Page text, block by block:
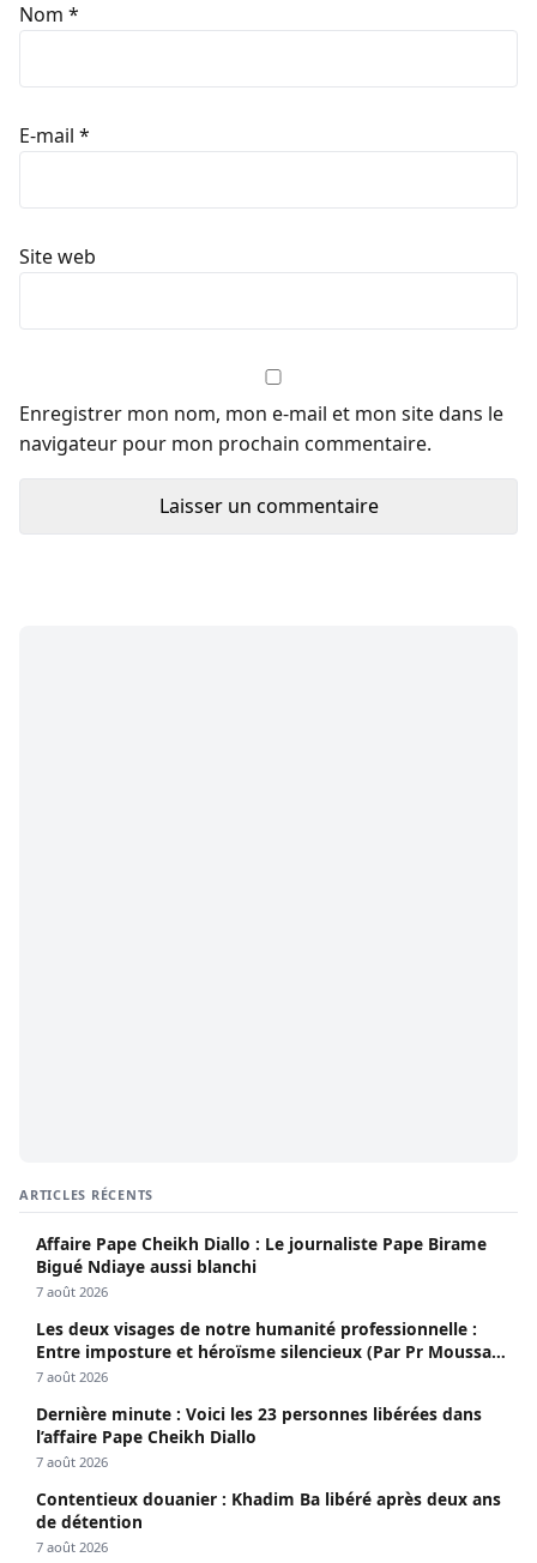
Nom *
E-mail *
Site web
Enregistrer mon nom, mon e-mail et mon site dans le
navigateur pour mon prochain commentaire.
ARTICLES RÉCENTS
Affaire Pape Cheikh Diallo : Le journaliste Pape Birame
Bigué Ndiaye aussi blanchi
7 août 2026
Les deux visages de notre humanité professionnelle :
Entre imposture et héroïsme silencieux (Par Pr Moussa
Seydi)
7 août 2026
Dernière minute : Voici les 23 personnes libérées dans
l’affaire Pape Cheikh Diallo
7 août 2026
Contentieux douanier : Khadim Ba libéré après deux ans
de détention
7 août 2026